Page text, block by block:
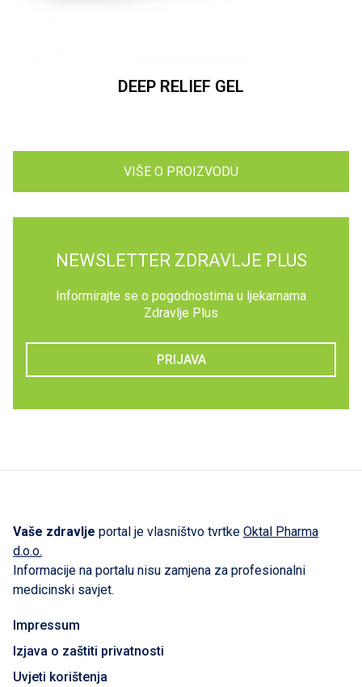
DEEP RELIEF GEL
VIŠE O PROIZVODU
NEWSLETTER ZDRAVLJE PLUS
Informirajte se o pogodnostima u ljekarnama
Zdravlje Plus
PRIJAVA
Vaše zdravlje portal je vlasništvo tvrtke Oktal Pharma
d.o.o.
Informacije na portalu nisu zamjena za profesionalni
medicinski savjet.
Impressum
Izjava o zaštiti privatnosti
Uvjeti korištenja